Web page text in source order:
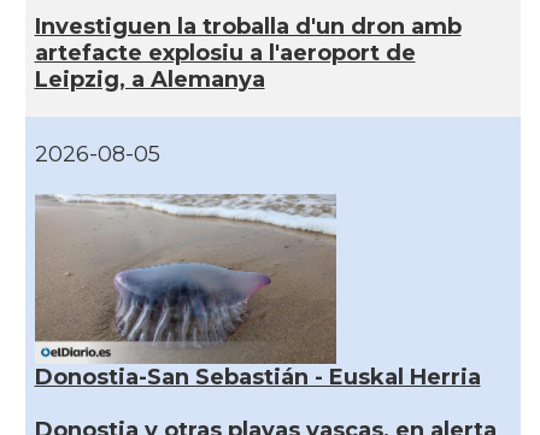
Investiguen la troballa d'un dron amb
artefacte explosiu a l'aeroport de
Leipzig, a Alemanya
2026-08-05
Donostia-San Sebastián - Euskal Herria